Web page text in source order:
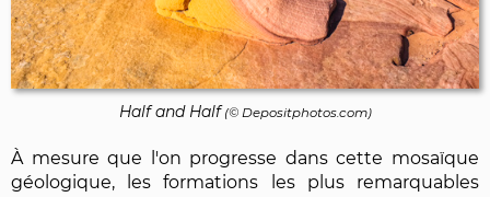
Half and Half(© Depositphotos.com)
À mesure que l'on progresse dans cette mosaïque
géologique, les formations les plus remarquables